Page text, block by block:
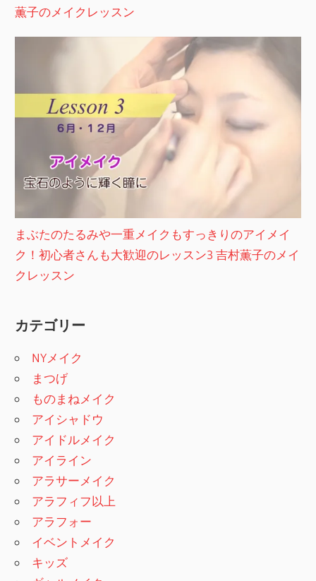
薫子のメイクレッスン
まぶたのたるみや一重メイクもすっきりのアイメイ
ク！初心者さんも大歓迎のレッスン3 吉村薫子のメイ
クレッスン
カテゴリー
NYメイク
まつげ
ものまねメイク
アイシャドウ
アイドルメイク
アイライン
アラサーメイク
アラフィフ以上
アラフォー
イベントメイク
キッズ